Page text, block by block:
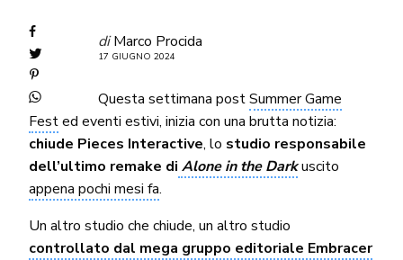
di Marco Procida
17 GIUGNO 2024
Questa settimana postSummer Game
Fested eventi estivi, inizia con una brutta notizia:
chiude Pieces Interactive, lo studio responsabile
dell’ultimo remake di Alone in the Darkuscito
appena pochi mesi fa.
Un altro studio che chiude, un altro studio
controllato dal mega gruppo editoriale Embracer